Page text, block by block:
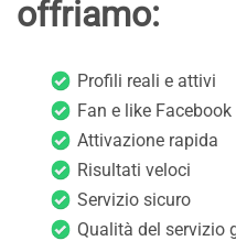
offriamo:
Profili reali e attivi
Fan e like
Attivazione rapida
Risultati veloci
Servizio sicuro
Qualità del servizio